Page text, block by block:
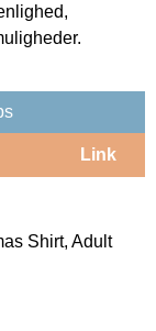
Link
Shirt, Adult